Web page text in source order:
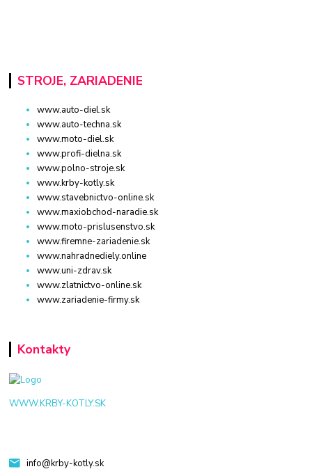
STROJE, ZARIADENIE
www.auto-diel.sk
www.auto-techna.sk
www.moto-diel.sk
www.profi-dielna.sk
www.polno-stroje.sk
www.krby-kotly.sk
www.stavebnictvo-online.sk
www.maxiobchod-naradie.sk
www.moto-prislusenstvo.sk
www.firemne-zariadenie.sk
www.nahradnediely.online
www.uni-zdrav.sk
www.zlatnictvo-online.sk
www.zariadenie-firmy.sk
Kontakty
WWW.KRBY-KOTLY.SK
info@krby-kotly.sk